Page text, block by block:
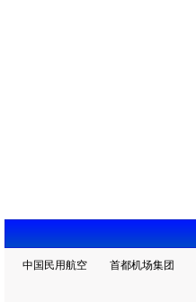
中国民用航空 首都机场集团